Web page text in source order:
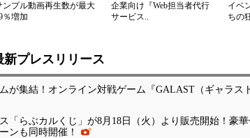
ンプル動画再生数が最大
％増加
企業向け『Web担当者代行
サービス..
イベ
ちの
プレスリリース
が集結！オンライン対戦ゲーム『GALAST（ギャラス
「らぶカルくじ」が8月18日（火）より販売開始！豪
ンも同時開催！